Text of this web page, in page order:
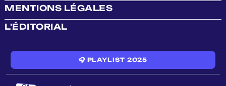
MENTIONS LÉGALES
L'ÉDITORIAL
🎧 PLAYLIST 2025